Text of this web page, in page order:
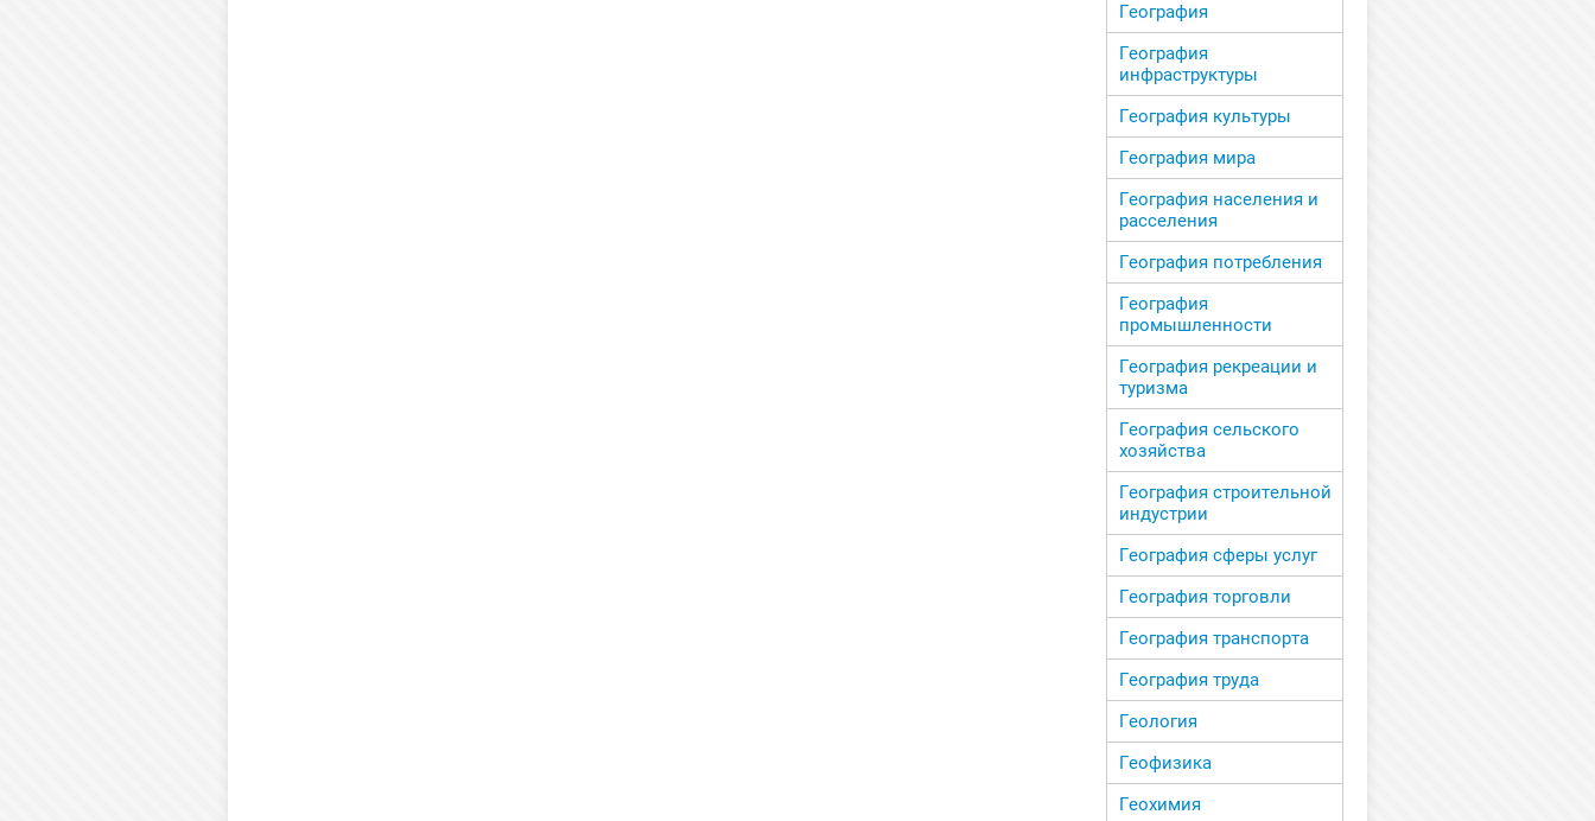
География
География
инфраструктуры
География культуры
География мира
География населения и
расселения
География потребления
География
промышленности
География рекреации и
туризма
География сельского
хозяйства
География строительной
индустрии
География сферы услуг
География торговли
География транспорта
География труда
Геология
Геофизика
Геохимия